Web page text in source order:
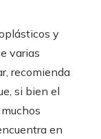
y
varias
recomienda
si bien el
en